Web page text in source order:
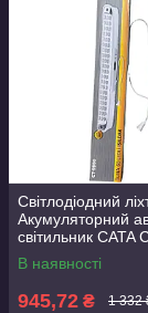
Світлодіодний
Акумуляторний
світильник CATA
В наявності
945,72 ₴ 1 332